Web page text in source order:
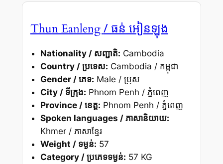
Thun Eanleng/ ធន់ អៀនឡុង
Nationality / សញ្ជាតិ: Cambodia
Country / ប្រទេស: Cambodia / កម្ពុជា
Gender / ភេទ: Male / ប្រុស
City / ទីក្រុង: Phnom Penh / ភ្នំពេញ
Province / ខេត្ត: Phnom Penh / ភ្នំពេញ
Spoken languages / ភាសានិយាយ:
Khmer / ភាសាខ្មែរ
Weight / ទម្ងន់: 57
Category / ប្រភេទទម្ងន់: 57 KG